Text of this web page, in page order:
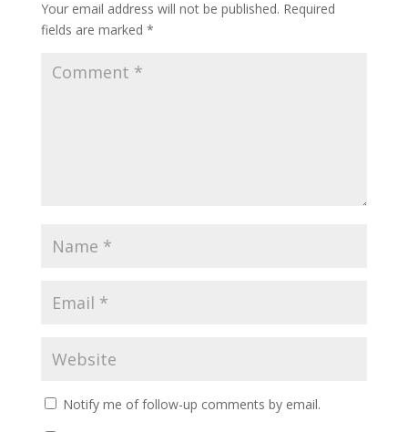
pemberitaan
mengenai murid yang
gurunya karena
Your email address will not be published. Required
fields are marked *
Notify me of follow-up comments by email.